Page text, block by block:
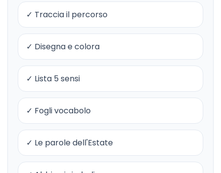
✓ Traccia il percorso
✓ Disegna e colora
✓ Lista 5 sensi
✓ Fogli vocabolo
✓ Le parole dell'Estate